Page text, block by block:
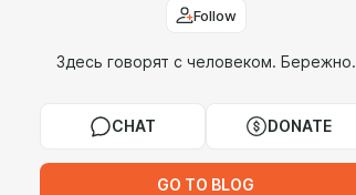
Follow
Здесь говорят с человеком. Бережно.
CHAT DONATE
GO TO BLOG